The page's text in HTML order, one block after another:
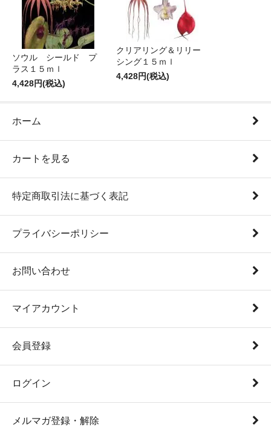
ソウル シールド プ
ラス１５ｍｌ
4,428円(税込)
クリアリング＆リリー
シング１５ｍｌ
4,428円(税込)
ホーム
カートを見る
特定商取引法に基づく表記
プライバシーポリシー
お問い合わせ
マイアカウント
会員登録
ログイン
メルマガ登録・解除